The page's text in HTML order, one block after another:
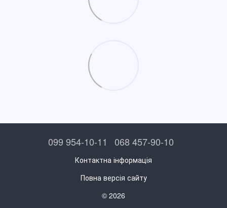
099 954-10-11 068 457-90-10
Контактна інформація
Повна версія сайту
© 2026